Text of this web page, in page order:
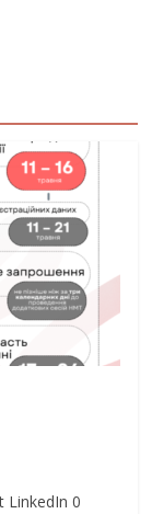
LinkedIn 0